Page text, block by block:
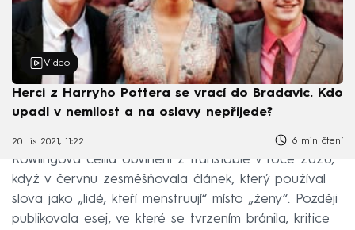
Video
Herci z Harryho Pottera se vrací do Bradavic. Kdo
upadl v nemilost a na oslavy nepřijede?
20. lis 2021, 11:22 6 min čtení
Rowlingová čelila obvinění z transfobie v roce 2020,
když v červnu zesměšňovala článek, který používal
slova jako „lidé, kteří menstruují“ místo „ženy“. Později
publikovala esej, ve které se tvrzením bránila, kritice